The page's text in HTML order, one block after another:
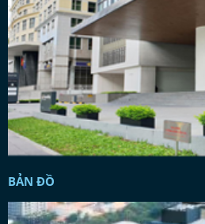
BẢN ĐỒ